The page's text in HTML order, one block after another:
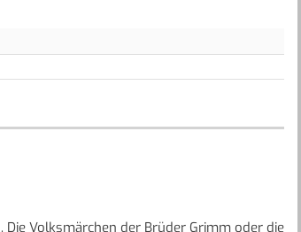
Volksmärchen der Brüder Grimm oder die